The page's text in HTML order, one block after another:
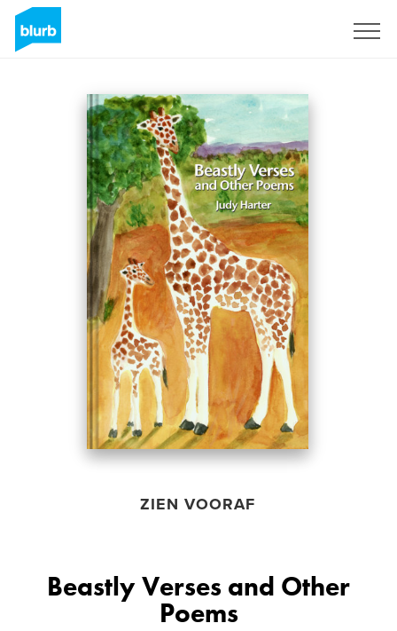
ZIEN VOORAF
Beastly Verses and Other
Poems